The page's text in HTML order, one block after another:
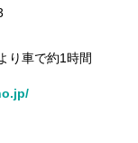
り車で約1時間